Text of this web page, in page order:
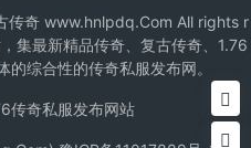
奇 www.hnlpdq.Com All rights r
集最新精品传奇、复古传奇、1.76
综合性的传奇私服发布网。
传奇私服发布网站